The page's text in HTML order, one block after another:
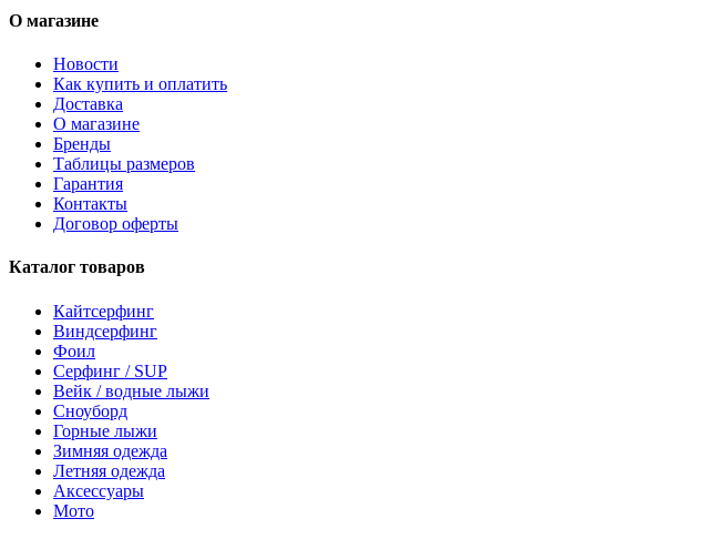
О магазине
Новости
Как купить и оплатить
Доставка
О магазине
Бренды
Таблицы размеров
Гарантия
Контакты
Договор оферты
Каталог товаров
Кайтсерфинг
Виндсерфинг
Фоил
Серфинг / SUP
Вейк / водные лыжи
Сноуборд
Горные лыжи
Зимняя одежда
Летняя одежда
Аксессуары
Мото